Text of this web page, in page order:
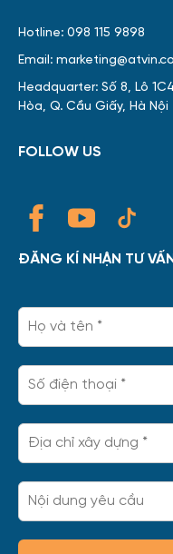
Hotline: 098 115 9898
Email:
Headquarter: Số 8, Lô
Hòa, Q. Cầu Giấy, Hà Nội
FOLLOW US
ĐĂNG KÍ NHẬN TƯ